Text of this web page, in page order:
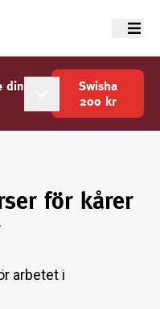
Meny
din
Swisha
200 kr
för kårer
arbetet i